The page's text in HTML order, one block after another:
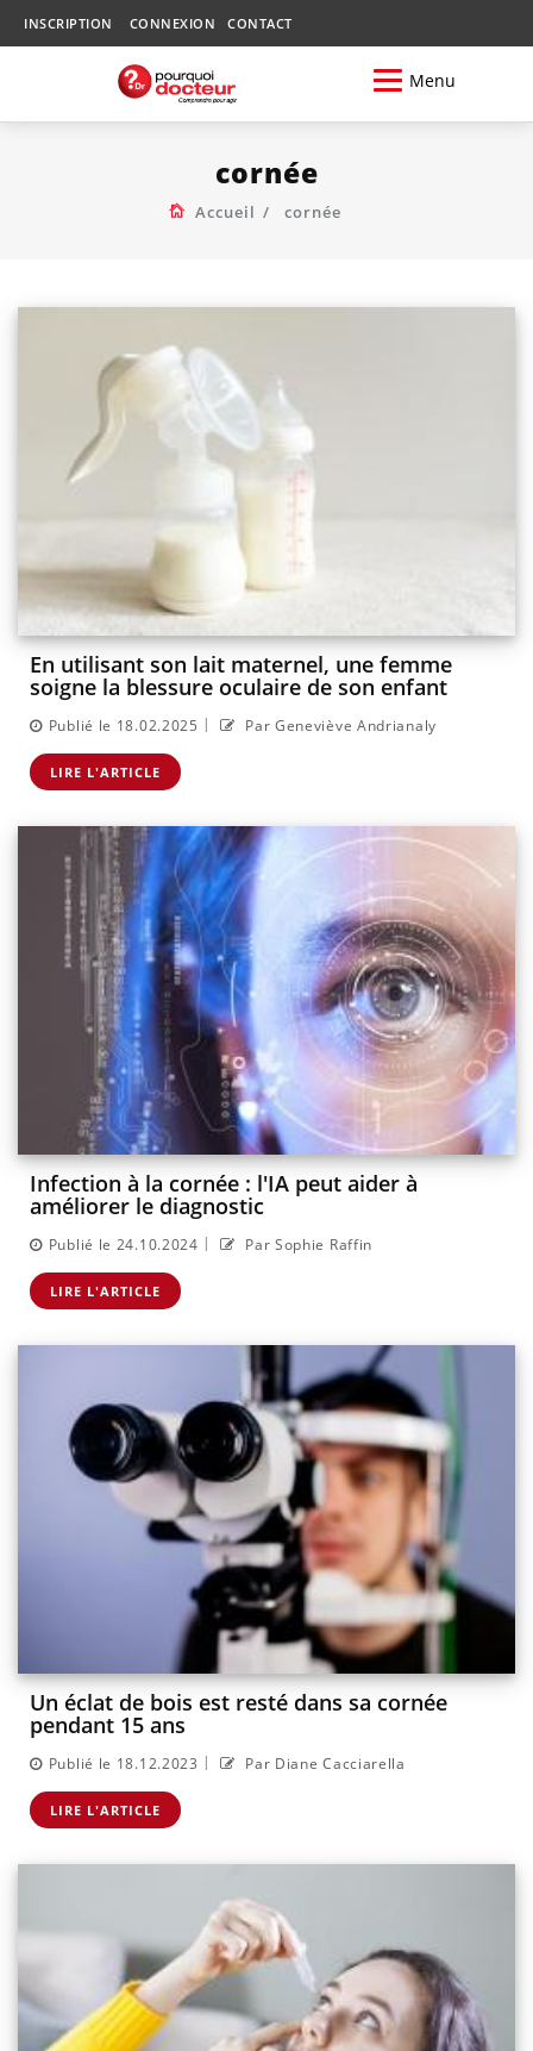
INSCRIPTION CONNEXION CONTACT
Menu
cornée
Accueil cornée
En utilisant son lait maternel, une femme
soigne la blessure oculaire de son enfant
Publié le 18.02.2025 | Par Geneviève Andrianaly
LIRE L'ARTICLE
Infection à la cornée : l'IA peut aider à
améliorer le diagnostic
Publié le 24.10.2024 | Par Sophie Raffin
LIRE L'ARTICLE
Un éclat de bois est resté dans sa cornée
pendant 15 ans
Publié le 18.12.2023 | Par Diane Cacciarella
LIRE L'ARTICLE